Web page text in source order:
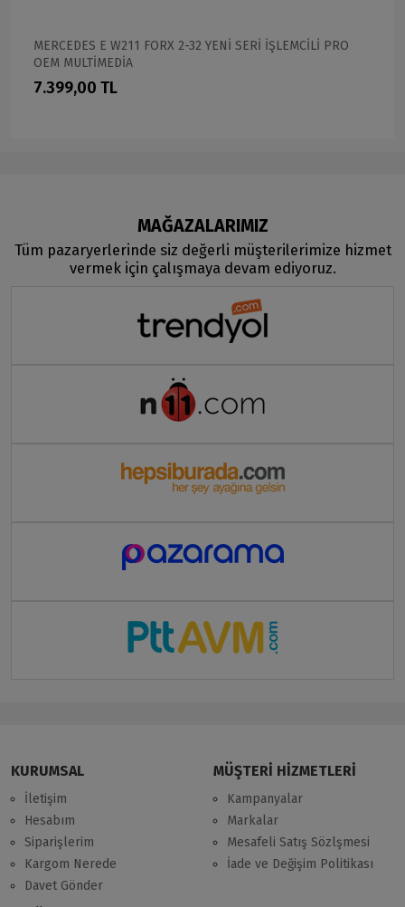
MERCEDES E W211 FORX 2-32 YENİ SERİ İŞLEMCİLİ PRO
OEM MULTİMEDİA
7.399,00 TL
MAĞAZALARIMIZ
Tüm pazaryerlerinde siz değerli müşterilerimize hizmet
vermek için çalışmaya devam ediyoruz.
KURUMSAL
İletişim
Hesabım
Siparişlerim
Kargom Nerede
Davet Gönder
MÜŞTERİ HİZMETLERİ
Kampanyalar
Markalar
Mesafeli Satış Sözlşmesi
İade ve Değişim Politikası